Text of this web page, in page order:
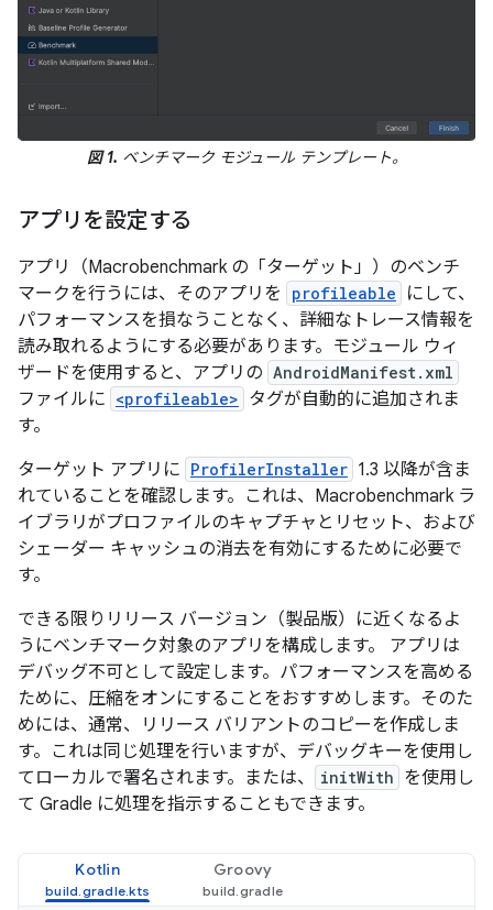
図 1. ベンチマーク モジュール テンプレート。
アプリを設定する
アプリ（Macrobenchmark の「ターゲット」 ）のベンチ
マークを行うには、そのアプリを
profileable
にして、
パフォーマンスを損なうことなく、詳細なトレース情報を
読み取れるようにする必要があります。モジュール ウィ
ザードを使用すると、アプリの AndroidManifest.xml
ファイルに <profileable> タグが自動的に追加されま
す。
ターゲット アプリに ProfilerInstaller 1.3 以降が含ま
れていることを確認します。これは、Macrobenchmark ラ
イブラリがプロファイルのキャプチャとリセット、および
シェーダー キャッシュの消去を有効にするために必要で
す。
できる限りリリース バージョン（製品版）に近くなるよ
うにベンチマーク対象のアプリを構成します。 アプリは
デバッグ不可として設定します。パフォーマンスを高める
ために、圧縮をオンにすることをおすすめします。そのた
めには、通常、リリース バリアントのコピーを作成しま
す。これは同じ処理を行いますが、デバッグキーを使用し
てローカルで署名されます。または、
initWith を使用し
て Gradle に処理を指示することもできます。
Kotlin Groovy